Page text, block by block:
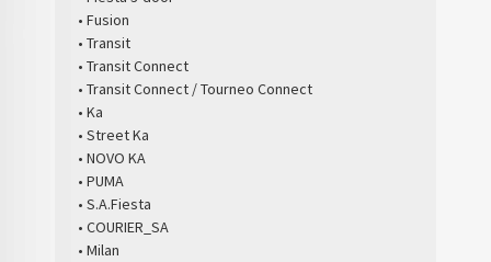
• Fusion
• Transit
• Transit Connect
• Transit Connect / Tourneo Connect
• Ka
• Street Ka
• NOVO KA
• PUMA
• S.A.Fiesta
• COURIER_SA
• Milan